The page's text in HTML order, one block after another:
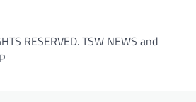
RESERVED. TSW NEWS and